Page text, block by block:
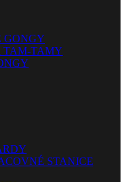
GONGY
TAM-TAMY
STANICE